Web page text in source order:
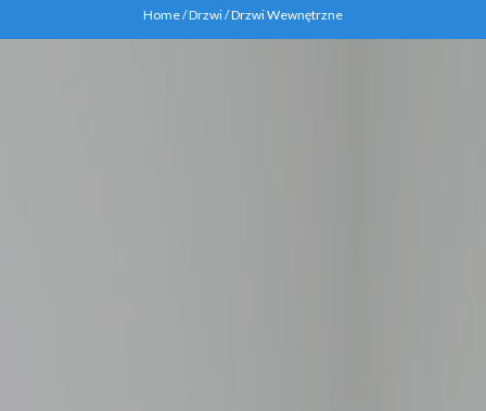
Home/Drzwi/ Drzwi Wewnętrzne